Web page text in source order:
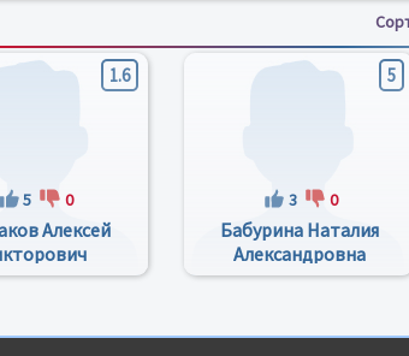
1.6
5 0
Алексей
5
3 0
Бабурина Наталия
Александровна